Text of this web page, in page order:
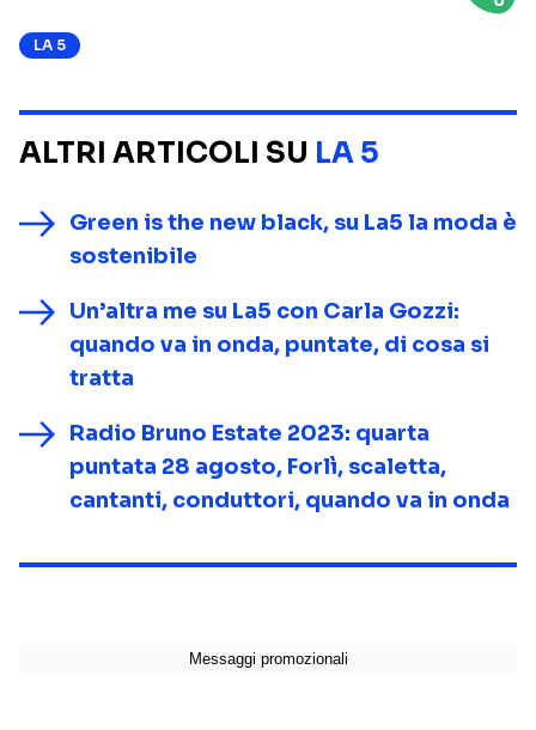
LA 5
ALTRI ARTICOLI SU LA 5
Green is the new black, su La5 la moda è
sostenibile
Un’altra me su La5 con Carla Gozzi:
quando va in onda, puntate, di cosa si
tratta
Radio Bruno Estate 2023: quarta
puntata 28 agosto, Forlì, scaletta,
cantanti, conduttori, quando va in onda